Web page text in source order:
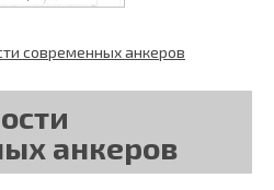
современных анкеров
анкеров